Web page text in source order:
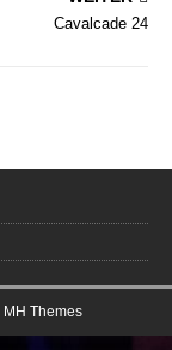
Cavalcade 24
MH Themes